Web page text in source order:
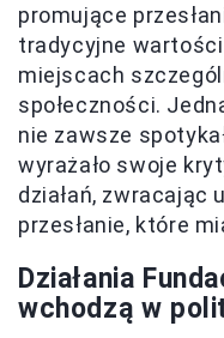
promujące
tradycyjne wartości
miejscach
społeczności.
nie zawsze
wyrażało swoje
działań, zwracając
przesłanie, które
Działania
wchodzą w